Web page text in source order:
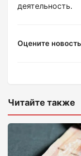
деятельность.
Оцените
Читайте также